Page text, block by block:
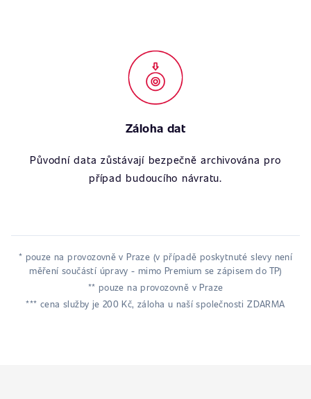
Záloha dat
Původní data zůstávají bezpečně archivována pro
případ budoucího návratu.
* pouze na provozovně v Praze (v případě poskytnuté slevy není
měření součástí úpravy - mimo Premium se zápisem do TP)
** pouze na provozovně v Praze
*** cena služby je 200 Kč, záloha u naší společnosti ZDARMA